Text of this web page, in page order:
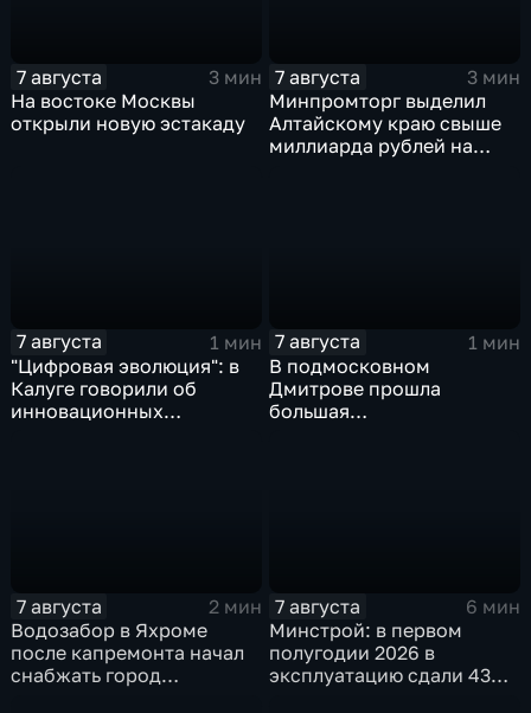
7 августа
3 мин
На востоке Москвы
открыли новую эстакаду
7 августа
3 мин
Минпромторг выделил
Алтайскому краю свыше
миллиарда рублей на
7 августа
1 мин
"Цифровая эволюция": в
Калуге говорили об
инновационных
7 августа
1 мин
В подмосковном
Дмитрове прошла
большая
7 августа
2 мин
Водозабор в Яхроме
после капремонта начал
снабжать город
7 августа
6 мин
Минстрой: в первом
полугодии 2026 в
эксплуатацию сдали 43